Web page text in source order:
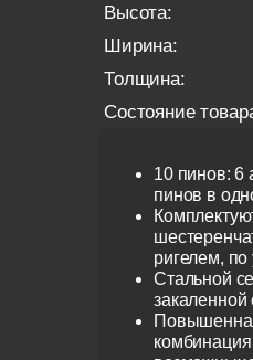
Высота:
Ширина:
Толщина:
Состояние
10 пинов: 6
пинов в
ригелем,
Стальной
закаленной